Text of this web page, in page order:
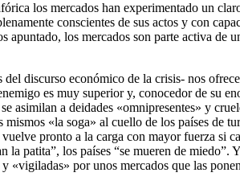
los mercados han experimentado un
conscientes de sus actos y con
los mercados son parte activa de
discurso económico de la crisis- nos
es muy superior y, conocedor de su
asimilan a deidades «omnipresentes» y
«la soga» al cuello de los países de
pronto a la carga con mayor fuerza
la patita”, los países “se mueren de
«vigiladas» por unos mercados que las